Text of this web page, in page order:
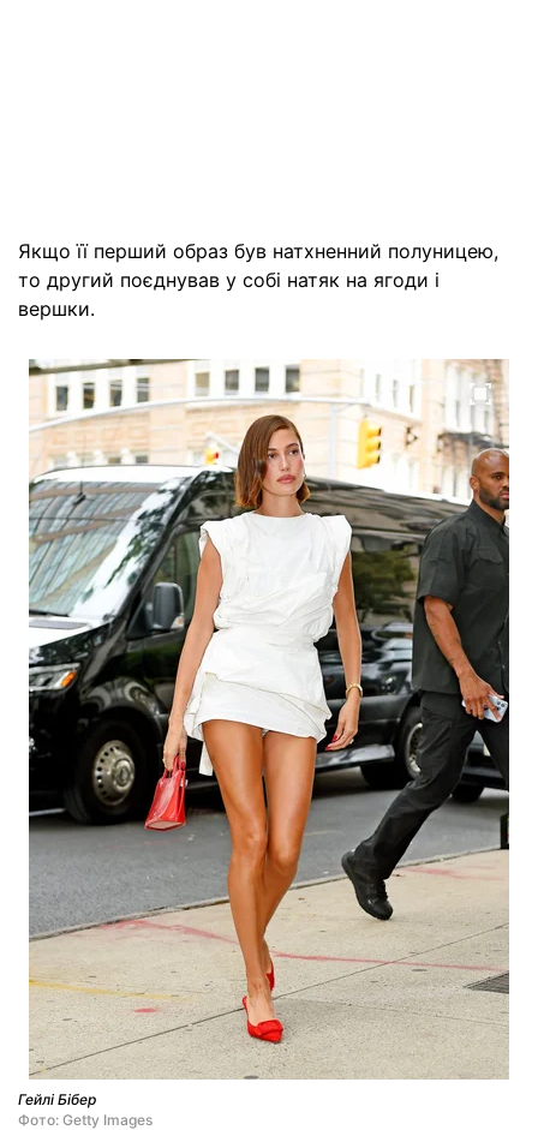
Якщо її перший образ був натхненний полуницею,
то другий поєднував у собі натяк на ягоди і
вершки.
Гейлі Бібер
Фото: Getty Images